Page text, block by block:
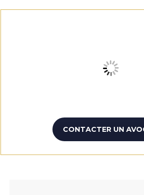
CONTACTER UN